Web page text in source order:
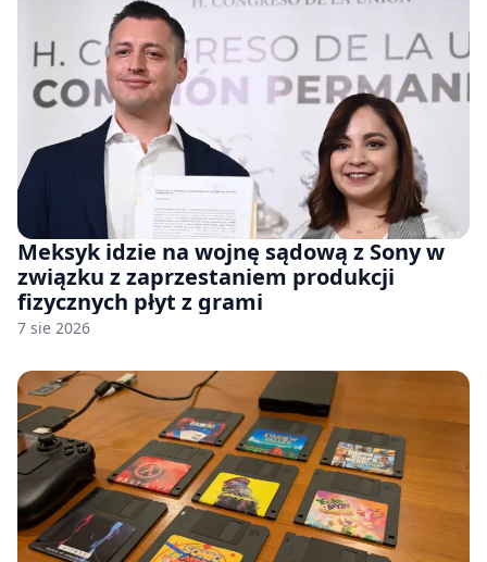
Meksyk idzie na wojnę sądową z Sony w
związku z zaprzestaniem produkcji
fizycznych płyt z grami
7 sie 2026